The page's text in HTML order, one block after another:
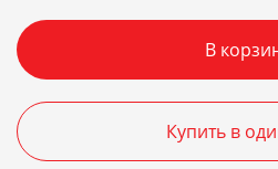
В
Купить в